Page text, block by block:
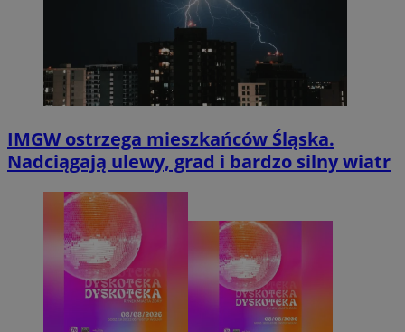
IMGW ostrzega mieszkańców Śląska.
Nadciągają ulewy, grad i bardzo silny wiatr